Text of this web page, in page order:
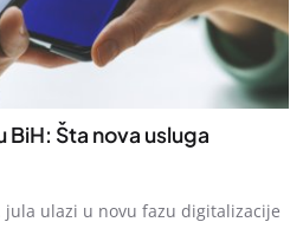
BiH: Šta nova usluga
jula ulazi u novu fazu digitalizacije